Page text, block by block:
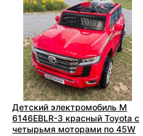
Детский электромобиль M
6146EBLR-3 красный Toyota с
четырьмя моторами по 45W